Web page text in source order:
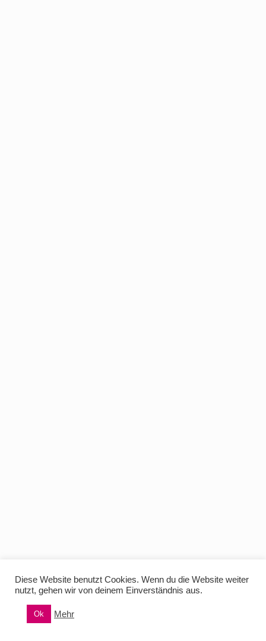
Diese Website benutzt Cookies. Wenn du die Website weiter
nutzt, gehen wir von deinem Einverständnis aus.
Ok Mehr